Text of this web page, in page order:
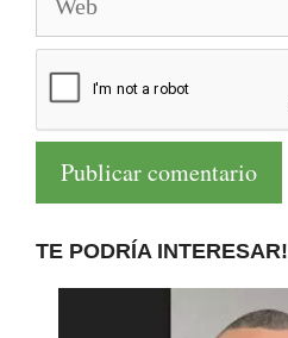
TE PODRÍA INTERESAR!